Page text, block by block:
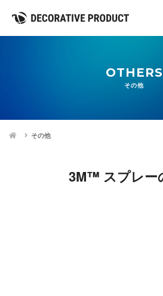
OTHERS
その他
その他
3M™ スプレー